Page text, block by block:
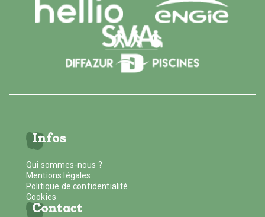
Infos
Qui sommes-nous ?
Mentions légales
Politique de confidentialité
Cookies
Contact